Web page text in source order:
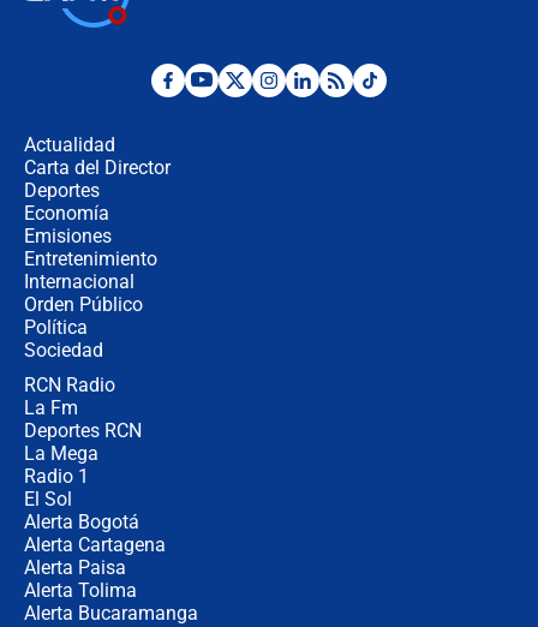
Desde dermatitis hasta infecciones:
Actualidad
Carta del Director
Deportes
Economía
Emisiones
Entretenimiento
Internacional
Orden Público
Política
Sociedad
RCN Radio
La Fm
Deportes RCN
La Mega
Radio 1
El Sol
Alerta Bogotá
Alerta Cartagena
Alerta Paisa
Alerta Tolima
Alerta Bucaramanga